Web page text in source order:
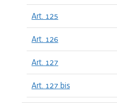
Art. 125
Art. 126
Art. 127
Art. 127 bis